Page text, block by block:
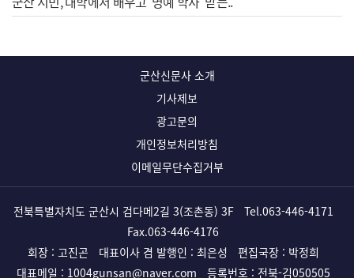
군산신문사 소개
기사제보
광고문의
개인정보처리방침
이메일무단수집거부
전북특별자치도 군산시 검다메2길 3(조촌동) 3F Tel.063-446-4171
Fax.063-446-4176
회장 : 고진곤
대표이사 겸 발행인 : 최은성
편집국장 : 박정희
대표메일 : 1004gunsan@naver.com 등록번호 : 전북-김050505